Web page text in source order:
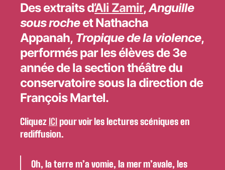
Des extraits d’Ali Zamir,Anguille
sous rocheetNathacha
Appanah, Tropique de la violence,
performés par les élèves de 3e
année de la section théâtre du
conservatoire sous la direction de
François Martel.
Cliquez ICIpour voir les lectures scéniques en
rediffusion.
Oh, la terre m’a vomie, la mer m’avale, les